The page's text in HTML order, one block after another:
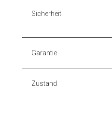
Sicherheit
Garantie
Zustand